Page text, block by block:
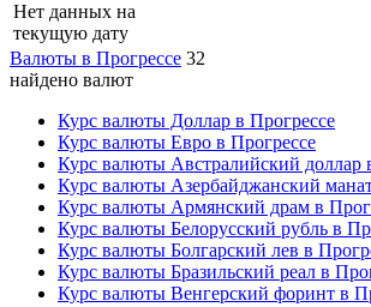
Нет данных на
текущую дату
Валюты в Прогрессе 32
найдено валют
Курс валюты Доллар в Прогрессе
Курс валюты Евро в Прогрессе
Курс валюты Австралийский доллар
Курс валюты Азербайджанский
Курс валюты Армянский драм в
Курс валюты Белорусский рубль в
Курс валюты Болгарский лев в
Курс валюты Бразильский реал в
Курс валюты Венгерский форинт в